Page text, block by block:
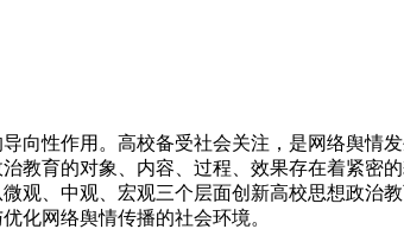
向性作用。高校备受社会关注，是网络舆情
教育的对象、内容、过程、效果存在着紧密
观、中观、宏观三个层面创新高校思想政治
化网络舆情传播的社会环境。